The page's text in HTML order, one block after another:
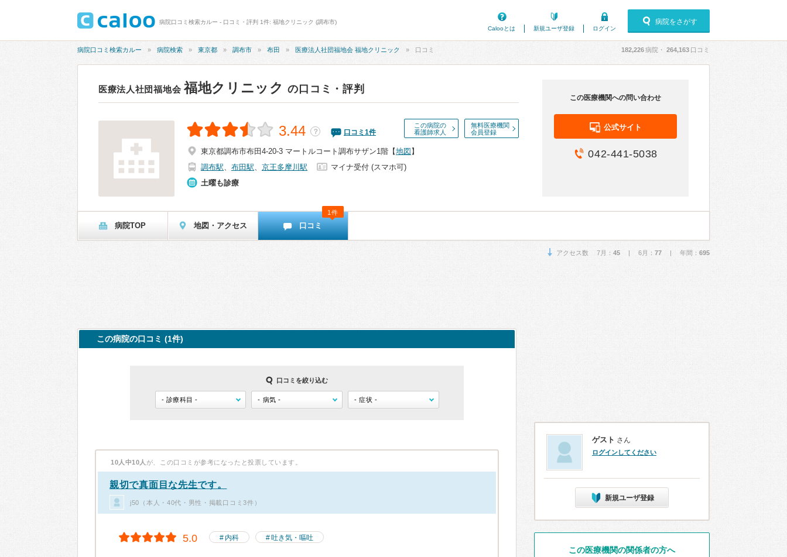
病院口コミ検索カルー - 口コミ・評判 1件: 福地クリニック (調布市)
Calooとは
新規ユーザ登録 ログイン
病院をさがす
病院口コミ検索カルー 病院検索 東京都 調布市 布田 医療法人社団福地会 福地クリニック 口コミ 182,226病院・ 264,163 口コミ
医療法人社団福地会 福地クリニック の口コミ・評判
この病院の
看護師求人
無料医療機関
会員登録
3.44 ？ 口コミ 1件
東京都調布市布田4-20-3 マートルコート調布サザン1階 【地図 】
調布駅、 布田駅、 京王多摩川駅
マイナ受付 (スマホ可)
土曜も診療
この医療機関への問い合わせ
公式サイト
042-441-5038
病院TOP 地図・アクセス 口コミ
1件
アクセス数 7月： 45 | 6月： 77 | 年間： 695
この病院の口コミ (1件)
口コミを絞り込む
10人中10人 が、この口コミが参考になったと投票しています。
親切で真面目な先生です。
j50（本人・40代・男性・掲載口コミ3件）
5.0 内科 吐き気・嘔吐
ゲスト さん
ログインしてください
新規ユーザ登録
この医療機関の関係者の方へ